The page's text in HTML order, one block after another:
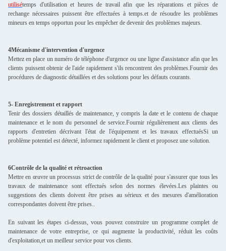
utilisétemps d'utilisation et heures de travail afin que les réparations et pièces de
rechange nécessaires puissent être effectuées à temps.et de résoudre les problèmes
mineurs en temps opportun pour les empêcher de devenir des problèmes majeurs.
4Mécanisme d'intervention d'urgence
Mettez en place un numéro de téléphone d'urgence ou une ligne d'assistance afin que les
clients puissent obtenir de l'aide rapidement s'ils rencontrent des problèmes.Fournir des
procédures de diagnostic détaillées et des solutions pour les défauts courants.
5- Enregistrement et rapport
Tenir des dossiers détaillés de maintenance, y compris la date et le contenu de chaque
maintenance et le nom du personnel de service.Fournir régulièrement aux clients des
rapports d'entretien décrivant l'état de l'équipement et les travaux effectuésSi un
problème potentiel est détecté, informez rapidement le client et proposez une solution.
6Contrôle de la qualité et rétroaction
Mettre en œuvre un processus strict de contrôle de la qualité pour s'assurer que tous les
travaux de maintenance sont effectués selon des normes élevées.Les plaintes ou
suggestions des clients doivent être prises au sérieux et des mesures d'amélioration
correspondantes doivent être prises..
En suivant les étapes ci-dessus, vous pouvez construire un programme complet de
maintenance de votre entreprise, ce qui augmente la productivité, réduit les coûts
d'exploitation,et un meilleur service pour vos clients.